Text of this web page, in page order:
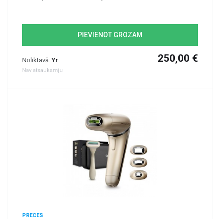
PIEVIENOT GROZAM
Noliktavā: Yr
Nav atsauksmju
250,00 €
PRECES